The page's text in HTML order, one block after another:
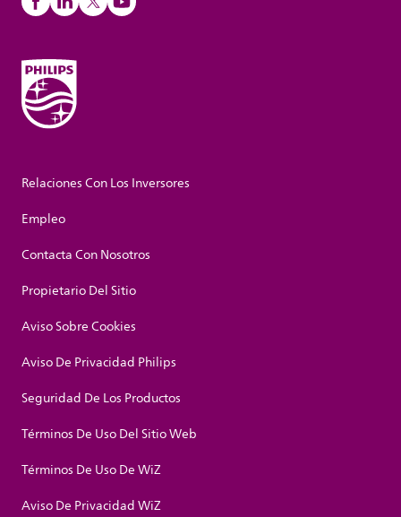
Relaciones Con Los Inversores
Empleo
Contacta Con Nosotros
Propietario Del Sitio
Aviso Sobre Cookies
Aviso De Privacidad Philips
Seguridad De Los Productos
Términos De Uso Del Sitio Web
Términos De Uso De WiZ
Aviso De Privacidad WiZ